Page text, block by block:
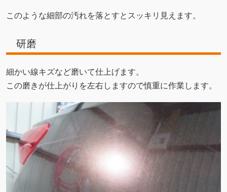
このような細部の汚れを落とすとスッキリ見えます。
研磨
細かい線キズなど磨いて仕上げます。
この磨きが仕上がりを左右しますので慎重に作業します。